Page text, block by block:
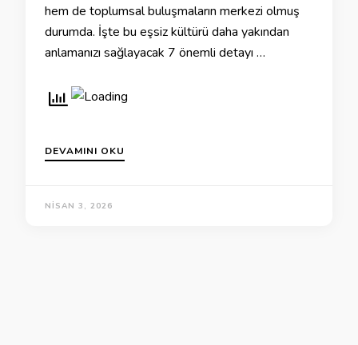
hem de toplumsal buluşmaların merkezi olmuş
durumda. İşte bu eşsiz kültürü daha yakından
anlamanızı sağlayacak 7 önemli detayı …
DEVAMINI OKU
NISAN 3, 2026